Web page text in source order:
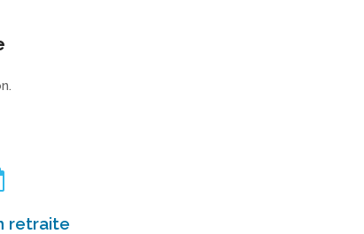
retraite